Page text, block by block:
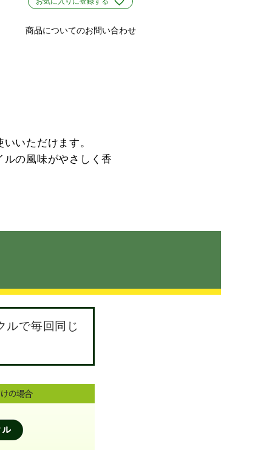
商品についてのお問い合わせ
いただけます。
の風味がやさしく香
ルで毎回同じ